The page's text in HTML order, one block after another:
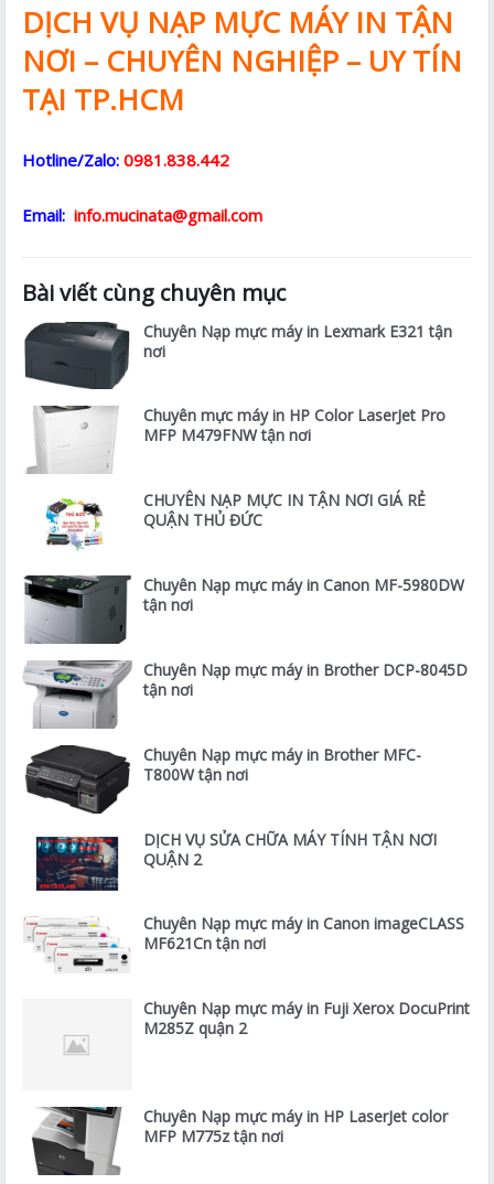
DỊCH VỤ NẠP MỰC MÁY IN TẬN
NƠI – CHUYÊN NGHIỆP – UY TÍN
TẠI TP.HCM
Hotline/Zalo: 0981.838.442
Email: info.mucinata@gmail.com
Bài viết cùng chuyên mục
Chuyên Nạp mực máy in Lexmark E321 tận
nơi
Chuyên mực máy in HP Color LaserJet Pro
MFP M479FNW tận nơi
CHUYÊN NẠP MỰC IN TẬN NƠI GIÁ RẺ
QUẬN THỦ ĐỨC
Chuyên Nạp mực máy in Canon MF-5980DW
tận nơi
Chuyên Nạp mực máy in Brother DCP-8045D
tận nơi
Chuyên Nạp mực máy in Brother MFC-
T800W tận nơi
DỊCH VỤ SỬA CHỮA MÁY TÍNH TẬN NƠI
QUẬN 2
Chuyên Nạp mực máy in Canon imageCLASS
MF621Cn tận nơi
Chuyên Nạp mực máy in Fuji Xerox DocuPrint
M285Z quận 2
Chuyên Nạp mực máy in HP LaserJet color
MFP M775z tận nơi